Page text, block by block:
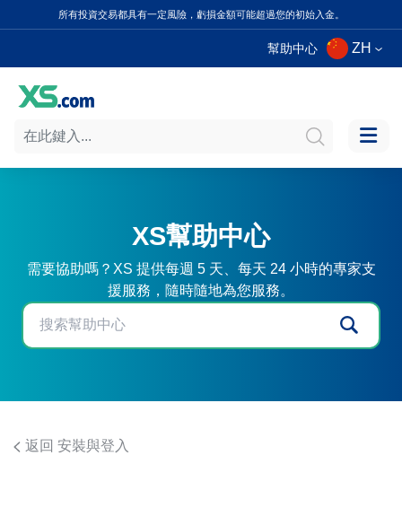
所有投資交易都具有一定風險，虧損金額可能超過您的初始入金。
幫助中心 ZH
XS幫助中心
需要協助嗎？XS 提供每週 5 天、每天 24 小時的專家支
援服務，隨時隨地為您服務。
返回 安裝與登入